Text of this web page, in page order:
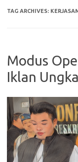
TAG ARCHIVES:
Modus
Iklan